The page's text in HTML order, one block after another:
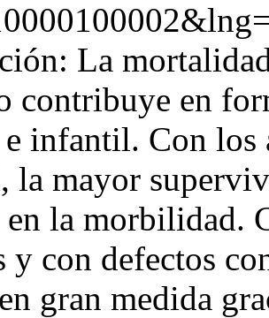
La
contribuye en
infantil. Con los
la mayor
en la morbilidad.
y con defectos
gran medida